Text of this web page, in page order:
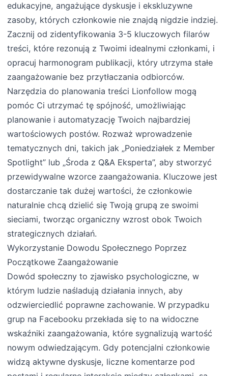
edukacyjne, angażujące dyskusje i ekskluzywne
zasoby, których członkowie nie znajdą nigdzie indziej.
Zacznij od zidentyfikowania 3-5 kluczowych filarów
treści, które rezonują z Twoimi idealnymi członkami, i
opracuj harmonogram publikacji, który utrzyma stałe
zaangażowanie bez przytłaczania odbiorców.
Narzędzia do planowania treści Lionfollow mogą
pomóc Ci utrzymać tę spójność, umożliwiając
planowanie i automatyzację Twoich najbardziej
wartościowych postów. Rozważ wprowadzenie
tematycznych dni, takich jak „Poniedziałek z Member
Spotlight” lub „Środa z Q&A Eksperta”, aby stworzyć
przewidywalne wzorce zaangażowania. Kluczowe jest
dostarczanie tak dużej wartości, że członkowie
naturalnie chcą dzielić się Twoją grupą ze swoimi
sieciami, tworząc organiczny wzrost obok Twoich
strategicznych działań.
Wykorzystanie Dowodu Społecznego Poprzez
Początkowe Zaangażowanie
Dowód społeczny to zjawisko psychologiczne, w
którym ludzie naśladują działania innych, aby
odzwierciedlić poprawne zachowanie. W przypadku
grup na Facebooku przekłada się to na widoczne
wskaźniki zaangażowania, które sygnalizują wartość
nowym odwiedzającym. Gdy potencjalni członkowie
widzą aktywne dyskusje, liczne komentarze pod